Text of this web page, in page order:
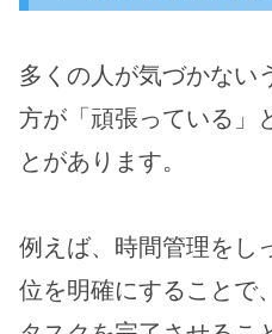
多くの人が気づかない
方が「頑張っている」
とがあります。
例えば、時間管理をし
位を明確にすることで